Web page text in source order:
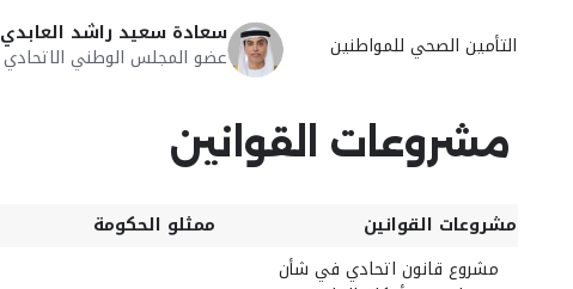
التأمين الصحي للمواطنين سعادة سعيد راشد العابدي
عضو المجلس الوطني الاتحادي
مشروعات القوانين
مشروعات القوانين ممثلو الحكومة
مشروع قانون اتحادي في شأن